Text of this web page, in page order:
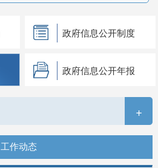
政府信息公开制度
政府信息公开年报
+
工作动态